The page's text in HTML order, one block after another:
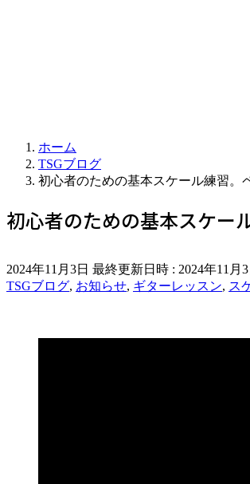
ホーム
TSGブログ
初心者のための基本スケール練習。
初心者のための基本スケー
2024年11月3日 最終更新日時 : 2024年11月3
TSGブログ, お知らせ, ギターレッスン, ス